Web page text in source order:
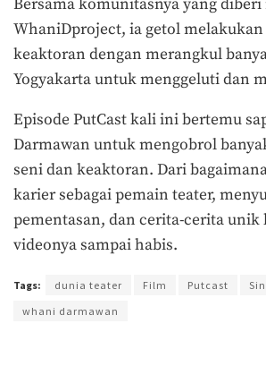
Bersama komunitasnya yang diberi
WhaniDproject, ia getol
keaktoran dengan merangkul
Yogyakarta untuk menggeluti dan
Episode PutCast kali ini bertemu
Darmawan untuk mengobrol
seni dan keaktoran. Dari
karier sebagai pemain teater,
pementasan, dan cerita-cerita unik
videonya sampai habis.
Tags: dunia teater Film Putcast
whani darmawan